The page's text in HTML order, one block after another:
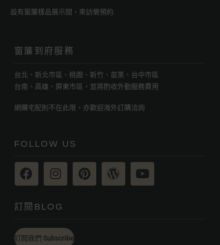
設有窗簾樣品展示間，來訪需預約
窗簾到府服務
台北、新北市區、桃園、新竹、苗栗、台中市區
台南、高雄、屏東市區，並將酌收外勤服務費用
網購宅配則不在此限，亦歡迎海外訂購洽詢
FOLLOW US
訂閱BLOG
訂閱我們 Subscribe